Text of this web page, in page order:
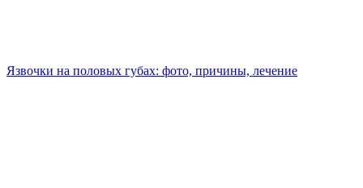
Язвочки на половых губах: фото, причины, лечение